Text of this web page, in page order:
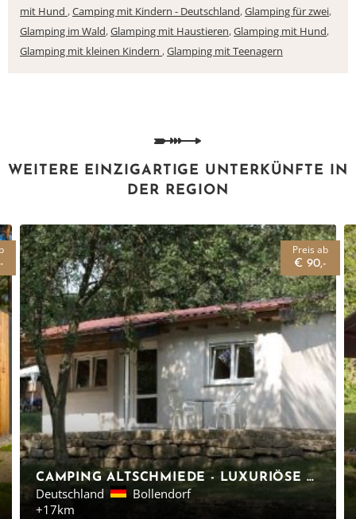
mit Hund ,Camping mit Kindern - Deutschland,Glamping für zwei,
Glamping im Wald,Glamping mit Haustieren,Glamping mit Hund,
Glamping mit kleinen Kindern ,Glamping mit Teenagern
WEITERE EINZIGARTIGE UNTERKÜNFTE IN
DER REGION
CAMPING ALTSCHMIEDE - LUXURIÖSE FERIENHÄUSER IN RHEINLAND-PFALZ
Deutschland
Bollendorf
+17km
Preis ab
€ 90,-